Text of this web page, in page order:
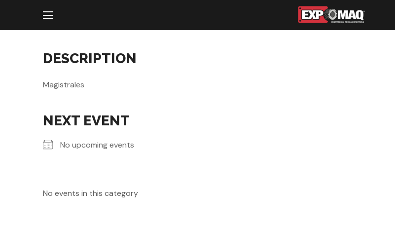
DESCRIPTION
Magistrales
NEXT EVENT
No upcoming events
No events in this category